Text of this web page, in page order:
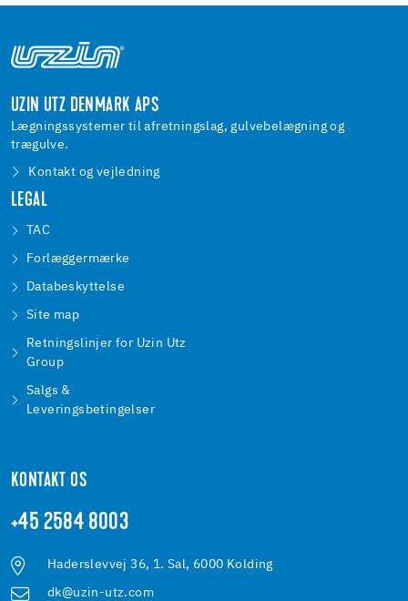
UZIN UTZ DENMARK APS
Lægningssystemer til afretningslag, gulvebelægning og
trægulve.
Kontakt og vejledning
LEGAL
TAC
Forlæggermærke
Databeskyttelse
Site map
Retningslinjer for Uzin Utz
Group
Salgs &
Leveringsbetingelser
KONTAKT OS
+45 2584 8003
Haderslevvej 36, 1. Sal, 6000 Kolding
dk@uzin-utz.com